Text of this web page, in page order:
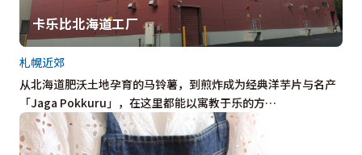
卡乐比北海道工厂
从北海道肥沃土地孕育的马铃薯，到煎炸成为经典洋芋片与名产
「Jaga Pokkuru」，在这里都能以寓教于乐的方…
札幌近郊